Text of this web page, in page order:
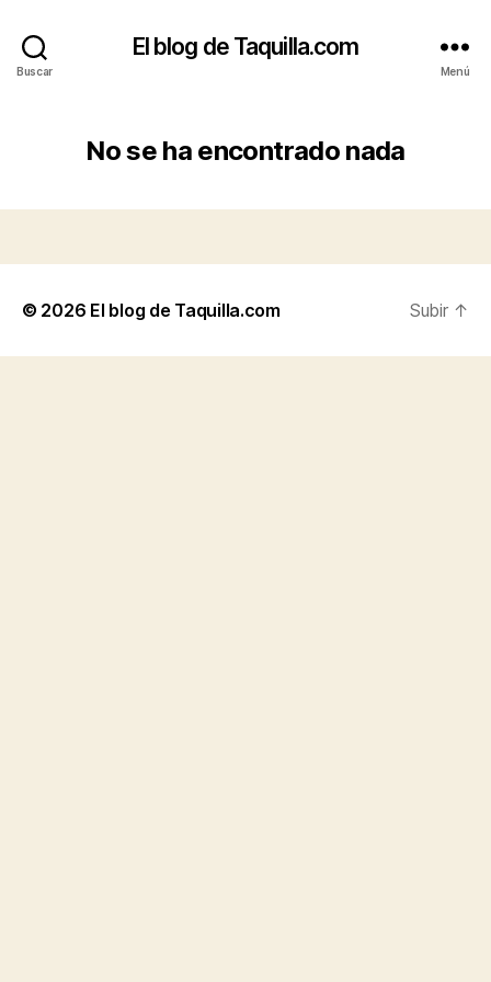
Buscar
El blog de Taquilla.com
Menú
No se ha encontrado nada
© 2026 El blog de Taquilla.com Subir ↑